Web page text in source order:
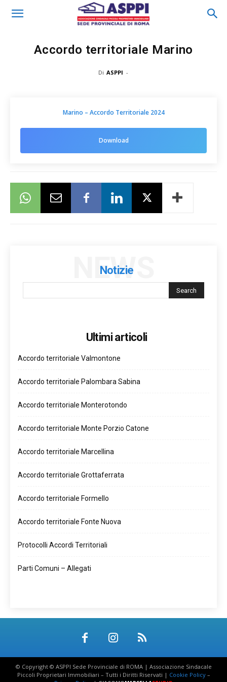
Accordo territoriale Marino
Di ASPPI -
Marino – Accordo Territoriale 2024
Download
Notizie
NEWS
Ultimi articoli
Accordo territoriale Valmontone
Accordo territoriale Palombara Sabina
Accordo territoriale Monterotondo
Accordo territoriale Monte Porzio Catone
Accordo territoriale Marcellina
Accordo territoriale Grottaferrata
Accordo territoriale Formello
Accordo territoriale Fonte Nuova
Protocolli Accordi Territoriali
Parti Comuni – Allegati
© Copyright © ASPPI Sede Provinciale di ROMA | Associazione Sindacale
Piccoli Proprietari Immobiliari – Tutti i Diritti Riservati | Cookie Policy–